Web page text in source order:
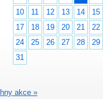
10
11 12 13 14 15
17
18 19 20 21 22
24
25 26 27 28 29
31
akce »